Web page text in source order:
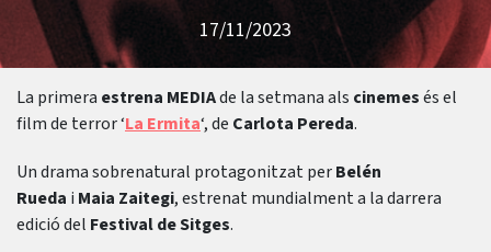
17/11/2023
La primera estrena MEDIAde la setmana als cinemesés el
film de terror ‘La Ermita‘, de Carlota Pereda.
Un drama sobrenatural protagonitzat perBelén
Rueda i Maia Zaitegi, estrenat mundialment a la darrera
edició del Festival de Sitges.